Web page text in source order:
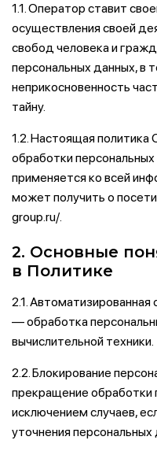
1.1. Оператор ставит
осуществления своей
свобод человека и
персональных данных, в
неприкосновенность
тайну.
1.2. Настоящая
обработки
применяется ко всей
может получить о
group.ru/.
2. Основные
в Политике
2.1.
— обработка
вычислительной техники.
2.2. Блокирование
прекращение обработки
исключением случаев,
уточнения персональных